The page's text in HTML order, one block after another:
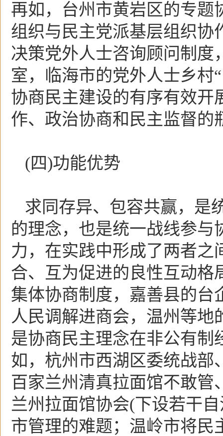
再如，台州市黄岩区的专题
组织与民主党派基层组织协
决策党外人士咨询顾问制度
室，临海市的党外人士乡村
协商民主建设的有序有效开
作、政治协商和民主监督的
(四)功能优势
求同存异、包容共赢，是
的理念，也是统一战线参
力，在实践中形成了两者之
合、互为促进的良性互动格
集体协商制度，嘉善县的台
人民调解进商会，温州等
是协商民主理念在非公有制
如，杭州市西湖区委统战部
百家兰州清真拉面馆不敢管
兰州拉面馆协会(下设若干
市管理的难题；温岭市将民